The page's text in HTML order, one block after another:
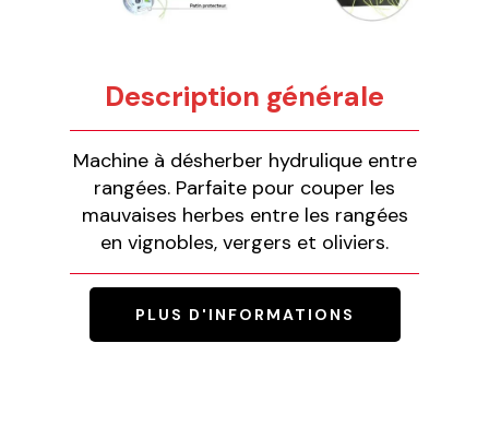
Description générale
Machine à désherber hydrulique entre
rangées. Parfaite pour couper les
mauvaises herbes entre les rangées
en vignobles, vergers et oliviers.
PLUS D'INFORMATIONS